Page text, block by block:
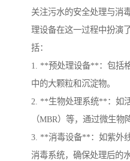
关注污水的安全处理与消
理设备在这一过程中扮演
括：
1. **预处理设备**：包括
中的大颗粒和沉淀物。
2. **生物处理系统**：如
（MBR）等，通过微生物
3. **消毒设备**：如紫外
消毒系统，确保处理后的